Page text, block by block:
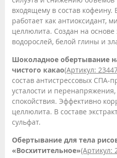
входящему в состав
работает как антиоксидант,
целлюлита. Создан на основе
водорослей, белой глины и
Шоколадное обертывание
чистого какао(Артикул:
состав антистрессовых СПА-
усталости и
спокойствия. Эффективно
целлюлита. В составе
сульфат.
Обертывание для тела
«Восхитительное»(Артикул: